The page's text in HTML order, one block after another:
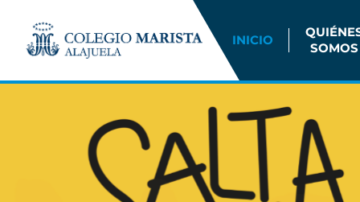
INICIO
SOMOS